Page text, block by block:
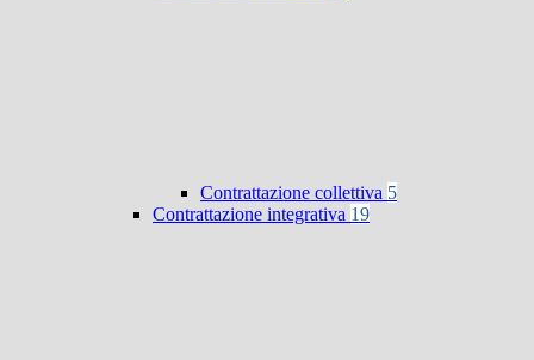
Contrattazione collettiva 5
Contrattazione integrativa 19